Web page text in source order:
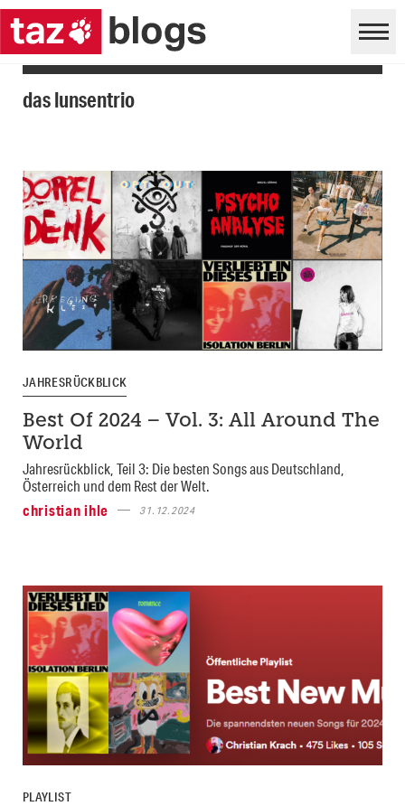
das lunsentrio
JAHRESRÜCKBLICK
Best Of 2024 – Vol. 3: All Around The
World
Jahresrückblick, Teil 3: Die besten Songs aus Deutschland,
Österreich und dem Rest der Welt.
christian ihle
31.12.2024
PLAYLIST